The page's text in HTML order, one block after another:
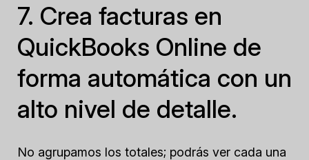
7. Crea facturas en
QuickBooks Online de
forma automática con un
alto nivel de detalle.
No agrupamos los totales; podrás ver cada una